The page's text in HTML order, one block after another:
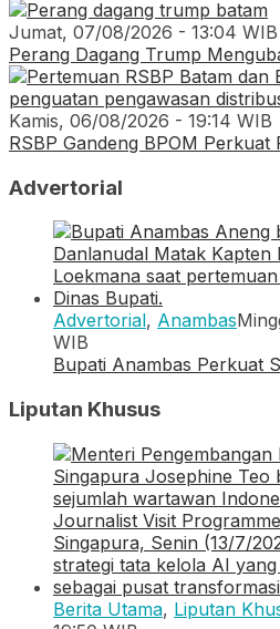
Jumat, 07/08/2026 - 13:04 WIB
Perang Dagang Trump
Kamis, 06/08/2026 - 19:14 WIB
RSBP Gandeng BPOM
Advertorial
Advertorial, Anambas
WIB
Bupati Anambas Perkuat
Liputan Khusus
Berita Utama, Liputan